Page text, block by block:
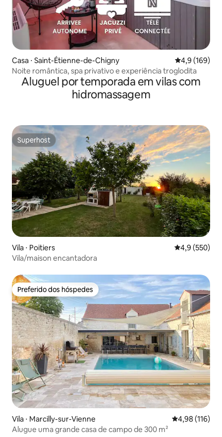
Casa ⋅ Saint-Étienne-de-Chigny 4,9 de uma
4,9 (169)
Noite romântica, spa privativo e experiência troglodita
Aluguel por temporada em vilas com
hidromassagem
Superhost
Superhost
Vila ⋅ Poitiers 4,9 de uma
4,9 (550)
Vila/maison encantadora
Preferido dos hóspedes
Preferido dos hóspedes
Vila ⋅ Marcilly-sur-Vienne 4,98 de uma
4,98 (116)
Alugue uma grande casa de campo de 300 m²